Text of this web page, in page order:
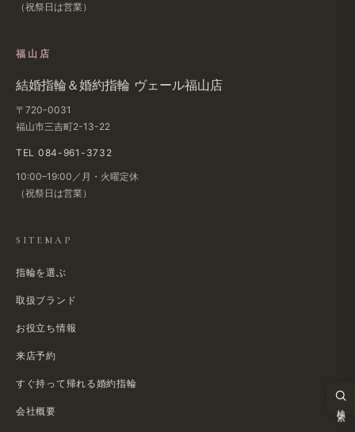
（祝祭日は​営業）
福山店
結婚​指輪＆婚約指輪 ヴェール福山店
〒720-0031
福山市三吉町2-13-22
TEL 084-961-3732
10:00–19:00／月・火曜定休
（祝祭日は​営業）
SITEMAP
指輪を選ぶ
取扱ブランド
お役立ち情報
来店予約
すぐ​持って帰れる​婚約指輪
会社概要